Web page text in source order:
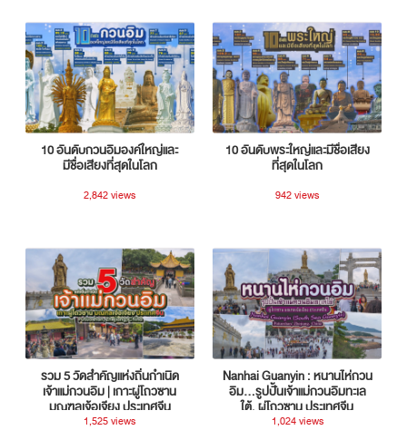
10 อันดับกวนอิมองค์ใหญ่และ
มีชื่อเสียงที่สุดในโลก
2,842 views
10 อันดับพระใหญ่และมีชื่อเสียง
ที่สุดในโลก
942 views
รวม 5 วัดสำคัญแห่งถิ่นกำเนิด
เจ้าแม่กวนอิม | เกาะผู่โถวซาน
มณฑลเจ้อเจียง ประเทศจีน
1,525 views
Nanhai Guanyin : หนานไห่กวน
อิม...รูปปั้นเจ้าแม่กวนอิมทะเล
ใต้, ผู่โถวซาน ประเทศจีน
1,024 views